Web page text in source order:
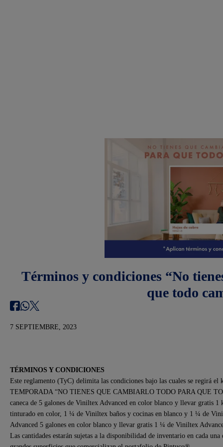
Términos y condiciones “No
que todo
7 SEPTIEMBRE, 2023
TÉRMINOS Y CONDICIONES
Este reglamento (TyC) delimita las condiciones bajo las cuales se regirá
TEMPORADA “NO TIENES QUE CAMBIARLO TODO PARA QUE
caneca de 5 galones de Viniltex Advanced en color blanco y llevar gratis
tinturado en color, 1 ¼ de Viniltex baños y cocinas en blanco y 1 ¼ de
Advanced 5 galones en color blanco y llevar gratis 1 ¼ de Viniltex
Las cantidades estarán sujetas a la disponibilidad de inventario en cada